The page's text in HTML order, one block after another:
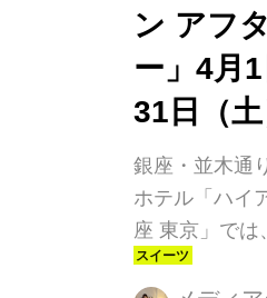
ン アフ
ー」4月
31日（
銀座・並木通
ホテル「ハイ
座 東京」では
だんに使用し